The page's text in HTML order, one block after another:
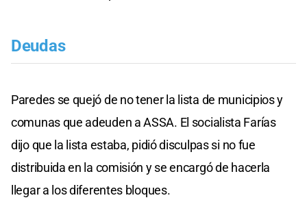
Deudas
Paredes se quejó de no tener la lista de municipios y
comunas que adeuden a ASSA. El socialista Farías
dijo que la lista estaba, pidió disculpas si no fue
distribuida en la comisión y se encargó de hacerla
llegar a los diferentes bloques.